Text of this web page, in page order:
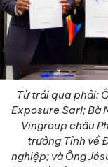
Từ trái qua phải:
Exposure Sarl; Bà
Vingroup châu
trưởng Tỉnh về
nghiệp; và Ông